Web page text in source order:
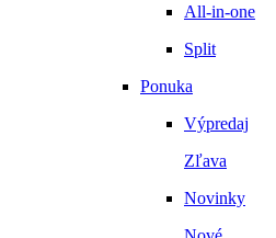
All-in-one
Split
Ponuka
Výpredaj
Zľava
Novinky